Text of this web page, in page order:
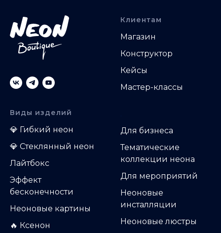
Клиентам
Магазин
Конструктор
Кейсы
Мастер-классы
Виды изделий
💎 Гибкий неон
💎 Стеклянный неон
Лайтбокс
Эффект
бесконечности
Неоновые картины
🔥 Ксенон
Для бизнеса
Тематические
коллекции неона
Для мероприятий
Неоновые
инсталляции
Неоновые люстры